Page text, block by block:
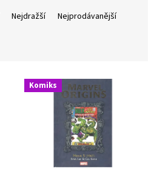
Nejdražší
Nejprodávanější
Komiks